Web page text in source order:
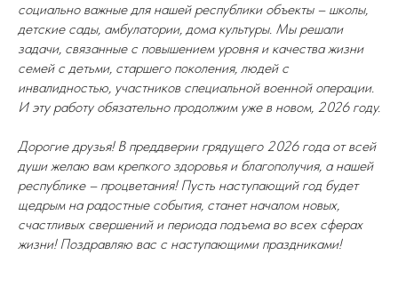
социально важные для нашей республики объекты – школы,
детские сады, амбулатории, дома культуры. Мы решали
задачи, связанные с повышением уровня и качества жизни
семей с детьми, старшего поколения, людей с
инвалидностью, участников специальной военной операции.
И эту работу обязательно продолжим уже в новом, 2026 году.
Дорогие друзья! В преддверии грядущего 2026 года от всей
души желаю вам крепкого здоровья и благополучия, а нашей
республике – процветания! Пусть наступающий год будет
щедрым на радостные события, станет началом новых,
счастливых свершений и периода подъема во всех сферах
жизни! Поздравляю вас с наступающими праздниками!